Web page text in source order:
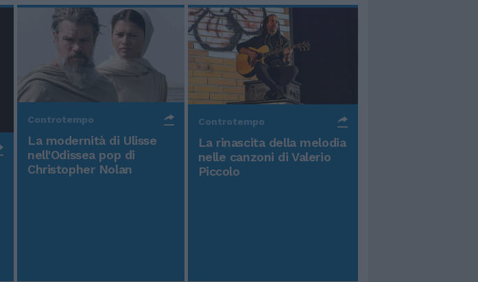
Controtempo
La modernità di Ulisse
nell'Odissea pop di
Christopher Nolan
Controtempo
La rinascita della melodia
nelle canzoni di Valerio
Piccolo